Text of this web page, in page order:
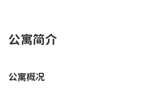
公寓简介
公寓概况